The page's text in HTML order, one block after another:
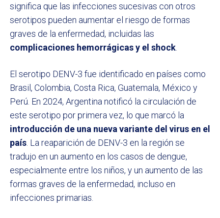
significa que las infecciones sucesivas con otros
serotipos pueden aumentar el riesgo de formas
graves de la enfermedad, incluidas las
complicaciones hemorrágicas y el shock
El serotipo DENV-3 fue identificado en países como
Brasil, Colombia, Costa Rica, Guatemala, México y
Perú. En 2024, Argentina notificó la circulación de
este serotipo por primera vez, lo que marcó la
introducción de una nueva variante del virus en el
país . La reaparición de DENV-3 en la región se
tradujo en un aumento en los casos de dengue,
especialmente entre los niños, y un aumento de las
formas graves de la enfermedad, incluso en
infecciones primarias.